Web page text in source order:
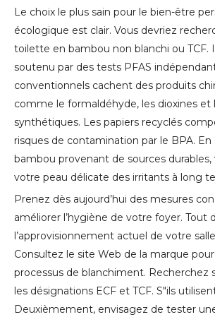
Le choix le plus sain pour le bien-être
écologique est clair. Vous devriez
toilette en bambou non blanchi ou TCF.
soutenu par des tests PFAS
conventionnels cachent des produits
comme le formaldéhyde, les dioxines et
synthétiques. Les papiers recyclés
risques de contamination par le BPA. En
bambou provenant de sources
votre peau délicate des irritants à long
Prenez dès aujourd’hui des mesures
améliorer l’hygiène de votre foyer. Tout
l’approvisionnement actuel de votre
Consultez le site Web de la marque
processus de blanchiment. Recherchez
les désignations ECF et TCF. S"ils
Deuxièmement, envisagez de tester